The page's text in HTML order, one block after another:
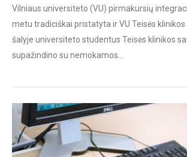
Vilniaus universiteto (VU) pirmakursių
metu tradiciškai pristatyta ir VU Teisės klinikos
šalyje universiteto studentus Teisės klinikos
supažindino su nemokamos…